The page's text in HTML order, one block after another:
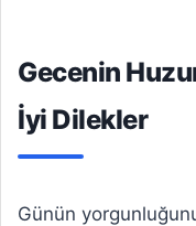
Gecenin
İyi Dilekler
Günün